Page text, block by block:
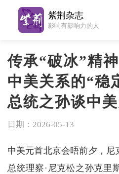
传承“破冰”精
中美关系的“稳
总统之孙谈中
日期：2026-05-13
中美元首北京会晤前夕，
总统理察·尼克松之孙克里
紫荆杂志
影响有影响力的人